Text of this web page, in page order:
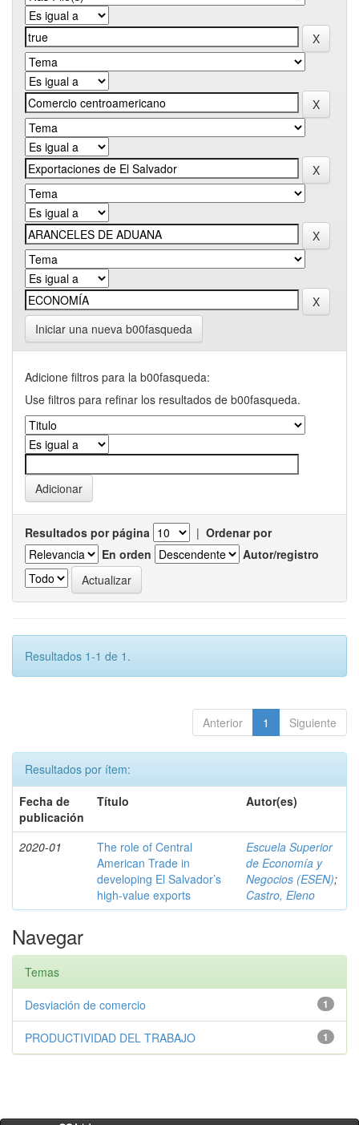
Iniciar una nueva b00fasqueda
Adicione filtros para la b00fasqueda:
Use filtros para refinar los resultados de b00fasqueda.
Resultados por página | Ordenar por
En orden
Autor/registro
Resultados 1-1 de 1.
Anterior 1 Siguiente
Resultados por ítem:
Fecha de
publicación
Título Autor(es)
2020-01
The role of Central
American Trade in
developing El Salvador’s
high-value exports
Escuela Superior
de Economía y
Negocios (ESEN);
Castro, Eleno
Navegar
Temas
1
Desviación de comercio
1
PRODUCTIVIDAD DEL TRABAJO